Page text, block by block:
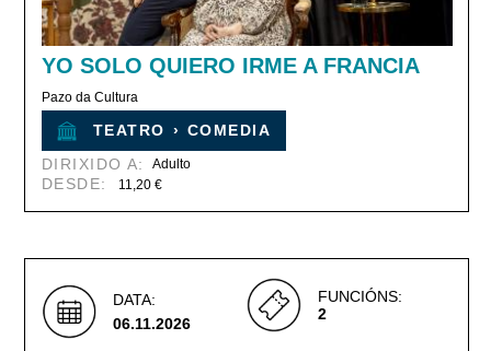
YO SOLO QUIERO IRME A FRANCIA
Pazo da Cultura
TEATRO › COMEDIA
DIRIXIDO A:
Adulto
DESDE: 11,20 €
DATA:
06.11.2026
FUNCIÓNS:
2